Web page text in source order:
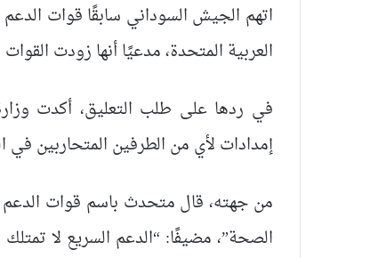
اتهم الجيش السوداني سابقًا قوات الدعم
العربية المتحدة، مدعيًا أنها زودت
في ردها على طلب التعليق، أكدت
إمدادات لأي من الطرفين المتحاربين في
من جهته، قال متحدث باسم قوات الدعم
الصحة”، مضيفًا: “الدعم السريع لا